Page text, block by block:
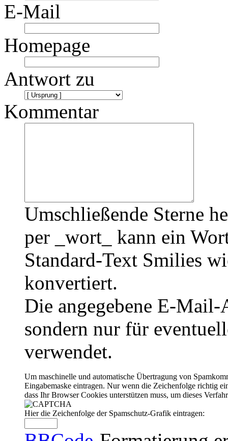
E-Mail
Homepage
Antwort zu
Kommentar
Umschließende Sterne
per _wort_ kann ein
Standard-Text Smilies
konvertiert.
Die angegebene E-
sondern nur für
verwendet.
Um maschinelle und automatische Übertragung von
Eingabemaske eintragen. Nur wenn die Zeichenfolge richtig
dass Ihr Browser Cookies unterstützen muss, um dieses
Hier die Zeichenfolge der Spamschutz-Grafik eintragen: